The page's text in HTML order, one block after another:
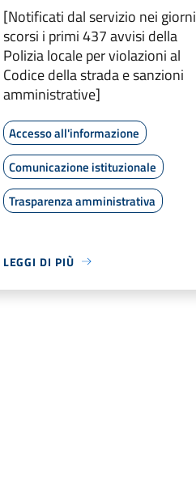
[Notificati dal servizio nei giorni
scorsi i primi 437 avvisi della
Polizia locale per violazioni al
Codice della strada e sanzioni
amministrative]
Accesso all'informazione
Comunicazione istituzionale
Trasparenza amministrativa
LEGGI DI PIÙ